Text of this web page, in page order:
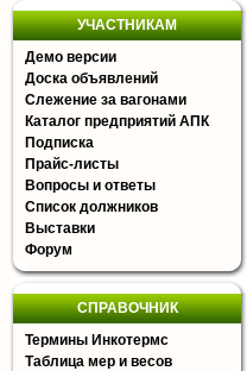
УЧАСТНИКАМ
Демо версии
Доска объявлений
Слежение за вагонами
Каталог предприятий АПК
Подписка
Прайс-листы
Вопросы и ответы
Список должников
Выставки
Форум
СПРАВОЧНИК
Термины Инкотермс
Таблица мер и весов